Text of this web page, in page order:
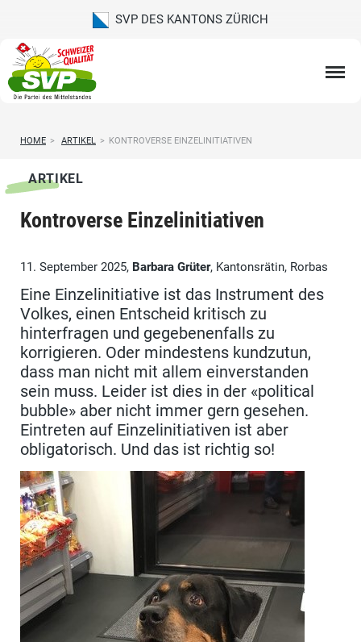
SVP DES KANTONS ZÜRICH
HOME > ARTIKEL > KONTROVERSE EINZELINITIATIVEN
ARTIKEL
Kontroverse Einzelinitiativen
11. September 2025, Barbara Grüter, Kantonsrätin, Rorbas
Eine Einzelinitiative ist das Instrument des
Volkes, einen Entscheid kritisch zu
hinterfragen und gegebenenfalls zu
korrigieren. Oder mindestens kundzutun,
dass man nicht mit allem einverstanden
sein muss. Leider ist dies in der «political
bubble» aber nicht immer gern gesehen.
Eintreten auf Einzelinitiativen ist aber
obligatorisch. Und das ist richtig so!